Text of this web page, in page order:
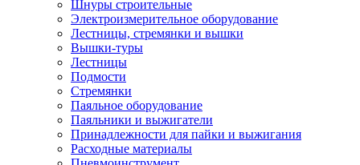
Шнуры строительные
Электроизмерительное оборудование
Лестницы, стремянки и вышки
Вышки-туры
Лестницы
Подмости
Стремянки
Паяльное оборудование
Паяльники и выжигатели
Принадлежности для пайки и выжигания
Расходные материалы